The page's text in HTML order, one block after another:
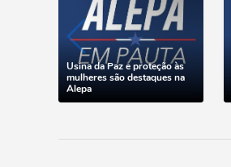
Usina da Paz e proteção às
mulheres são destaques na
Alepa